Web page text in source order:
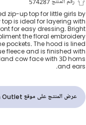
توب
لون زهري
رقم المنتج 574287
zip-up top for little girls by
is ideal for layering with
for easy dressing. Bright
the floral embroidery
pockets. The hood is lined
fleece and is finished with
cow face with 3D horns
and ears.
عرض المنتج على موقع Childrensalon Outlet